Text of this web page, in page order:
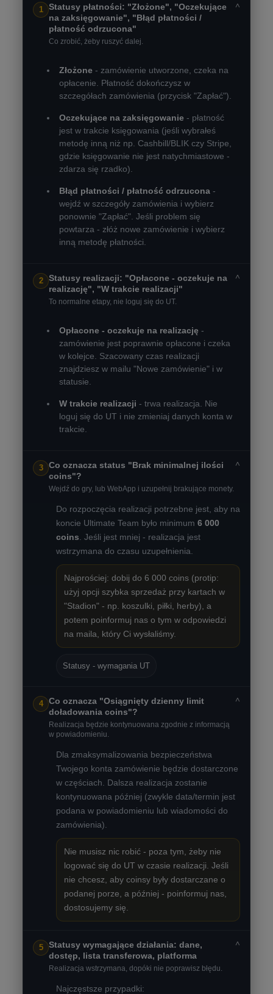
1
Statusy płatności: "Złożone", "Oczekujące
na zaksięgowanie", "Błąd płatności /
płatność odrzucona"
Co zrobić, żeby ruszyć dalej.
˅
Złożone - zamówienie utworzone, czeka na
opłacenie. Płatność dokończysz w
szczegółach zamówienia (przycisk "Zapłać").
Oczekujące na zaksięgowanie - płatność
jest w trakcie księgowania (jeśli wybrałeś
metodę inną niż np. Cashbill/BLIK czy Stripe,
gdzie księgowanie nie jest natychmiastowe -
zdarza się rzadko).
Błąd płatności / płatność odrzucona -
wejdź w szczegóły zamówienia i wybierz
ponownie "Zapłać". Jeśli problem się
powtarza - złóż nowe zamówienie i wybierz
inną metodę płatności.
2
Statusy realizacji: "Opłacone - oczekuje na
realizację", "W trakcie realizacji"
To normalne etapy, nie loguj się do UT.
˅
Opłacone - oczekuje na realizację -
zamówienie jest poprawnie opłacone i czeka
w kolejce. Szacowany czas realizacji
znajdziesz w mailu "Nowe zamówienie" i w
statusie.
W trakcie realizacji - trwa realizacja. Nie
loguj się do UT i nie zmieniaj danych konta w
trakcie.
3
Co oznacza status "Brak minimalnej ilości
coins"?
Wejdź do gry, lub WebApp i uzupełnij brakujące monety.
˅
Do rozpoczęcia realizacji potrzebne jest, aby na
koncie Ultimate Team było minimum 6 000
coins . Jeśli jest mniej - realizacja jest
wstrzymana do czasu uzupełnienia.
Najprościej: dobij do 6 000 coins (protip:
użyj opcji szybka sprzedaż przy kartach w
"Stadion" - np. koszulki, piłki, herby), a
potem poinformuj nas o tym w odpowiedzi
na maila, który Ci wysłaliśmy.
Statusy - wymagania UT
4
Co oznacza "Osiągnięty dzienny limit
doładowania coins"?
Realizacja będzie kontynuowana zgodnie z informacją
w powiadomieniu.
˅
Dla zmaksymalizowania bezpieczeństwa
Twojego konta zamówienie będzie dostarczone
w częściach. Dalsza realizacja zostanie
kontynuowana później (zwykle data/termin jest
podana w powiadomieniu lub wiadomości do
zamówienia).
Nie musisz nic robić - poza tym, żeby nie
logować się do UT w czasie realizacji. Jeśli
nie chcesz, aby coinsy były dostarczane o
podanej porze, a później - poinformuj nas,
dostosujemy się.
5
Statusy wymagające działania: dane,
dostęp, lista transferowa, platforma
Realizacja wstrzymana, dopóki nie poprawisz błędu.
˅
Najczęstsze przypadki: